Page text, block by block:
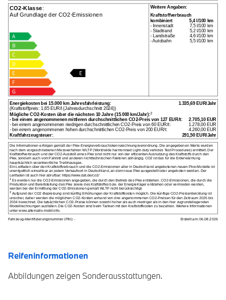
Reifeninformationen
Abbildungen zeigen Sonderausstattungen.